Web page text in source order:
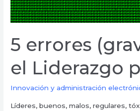
5 errores
el Liderazgo
Innovación y administración
Líderes, buenos, malos, regulares,
Liderazgo
público